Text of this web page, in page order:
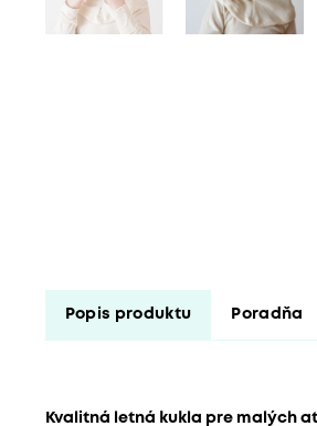
Popis produktu Poradňa
Kvalitná letná kukla pre malých